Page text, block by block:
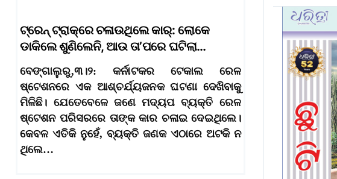
ଟ୍ରେନ୍‌ ଟ୍ରାକ୍‌ରେ ଚଳାଉଥିଲେ କାର୍‌: ଲୋକେ
ଡାକିଲେ ଶୁଣିଲେନି, ଆଉ ତା’ପରେ ଘଟିଲା…
ବେଙ୍ଗାଲୁରୁ,୩।୨: କର୍ନାଟକର ଟେକାଲ ରେଳ
ଷ୍ଟେଶନରେ ଏକ ଆଶ୍ଚର୍ଯ୍ୟଜନକ ଘଟଣା ଦେଖିବାକୁ
ମିଳିଛି। ଯେତେବେଳେ ଜଣେ ମଦ୍ୟପ ବ୍ୟକ୍ତି ରେଳ
ଷ୍ଟେଶନ ପରିସରରେ ତାଙ୍କ କାର ଚଳାଇ ଦେଇଥିଲେ।
କେବଳ ଏତିକି ନୁହେଁ, ବ୍ୟକ୍ତି ଜଣକ ଏଠାରେ ଅଟକି ନ
ଥିଲେ…